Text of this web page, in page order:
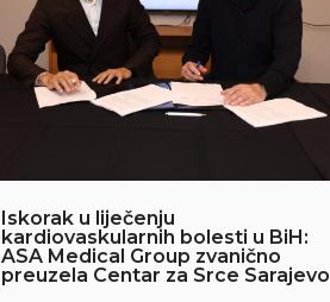
Iskorak u liječenju
kardiovaskularnih bolesti u BiH:
ASA Medical Group zvanično
preuzela Centar za Srce Sarajevo